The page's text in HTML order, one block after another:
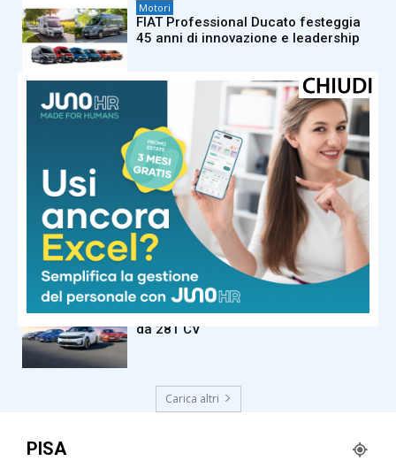
Motori
FIAT Professional Ducato festeggia
45 anni di innovazione e leadership
Audi Q9: il nuovo SUV ammiraglia
Mercedes-Benz Marco Polo: il
camper premium diventa ancora più
intelligente
Motori
Opel Corsa GSE: la hot hatch elettrica
da 281 CV
Carica altri
PISA